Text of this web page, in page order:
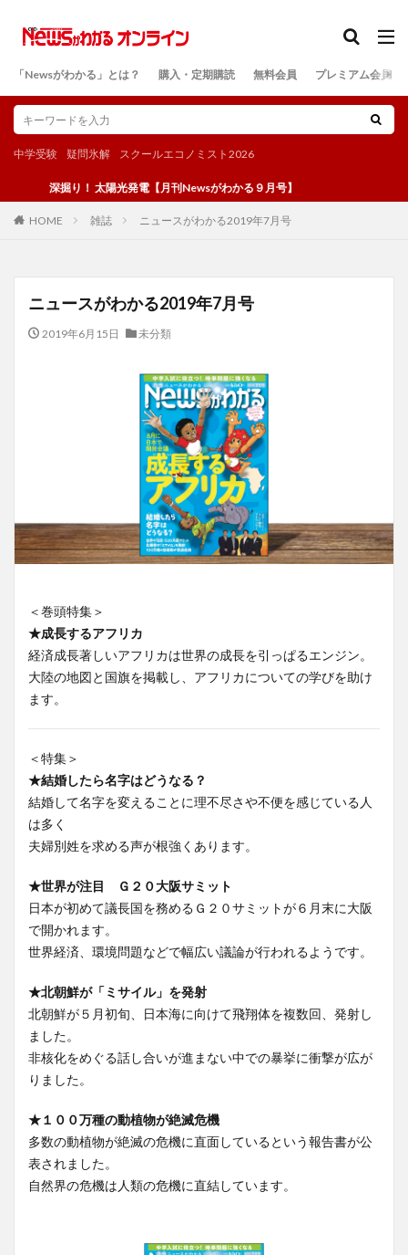
「Newsがわかる」とは？ 購入・定期購読 無料会員 プレミアム会員
中学受験 疑問氷解 スクールエコノミスト2026
深掘り！ 太陽光発電【月刊Newsがわかる９月号】
HOME 雑誌 ニュースがわかる2019年7月号
ニュースがわかる2019年7月号
2019年6月15日 未分類
＜巻頭特集＞
★成長するアフリカ
経済成長著しいアフリカは世界の成長を引っぱるエンジン。
大陸の地図と国旗を掲載し、アフリカについての学びを助け
ます。
＜特集＞
★結婚したら名字はどうなる？
結婚して名字を変えることに理不尽さや不便を感じている人
は多く
夫婦別姓を求める声が根強くあります。
★世界が注目 Ｇ２０大阪サミット
日本が初めて議長国を務めるＧ２０サミットが６月末に大阪
で開かれます。
世界経済、環境問題などで幅広い議論が行われるようです。
★北朝鮮が「ミサイル」を発射
北朝鮮が５月初旬、日本海に向けて飛翔体を複数回、発射し
ました。
非核化をめぐる話し合いが進まない中での暴挙に衝撃が広が
りました。
★１００万種の動植物が絶滅危機
多数の動植物が絶滅の危機に直面しているという報告書が公
表されました。
自然界の危機は人類の危機に直結しています。
検索